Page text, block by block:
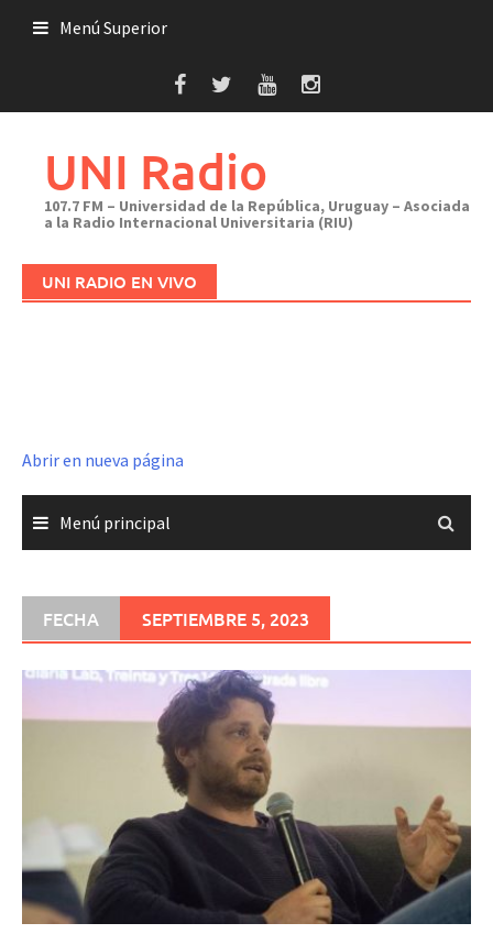
Menú Superior
UNI Radio
107.7 FM – Universidad de la República, Uruguay – Asociada
a la Radio Internacional Universitaria (RIU)
UNI RADIO EN VIVO
Abrir en nueva página
Menú principal
FECHA SEPTIEMBRE 5, 2023